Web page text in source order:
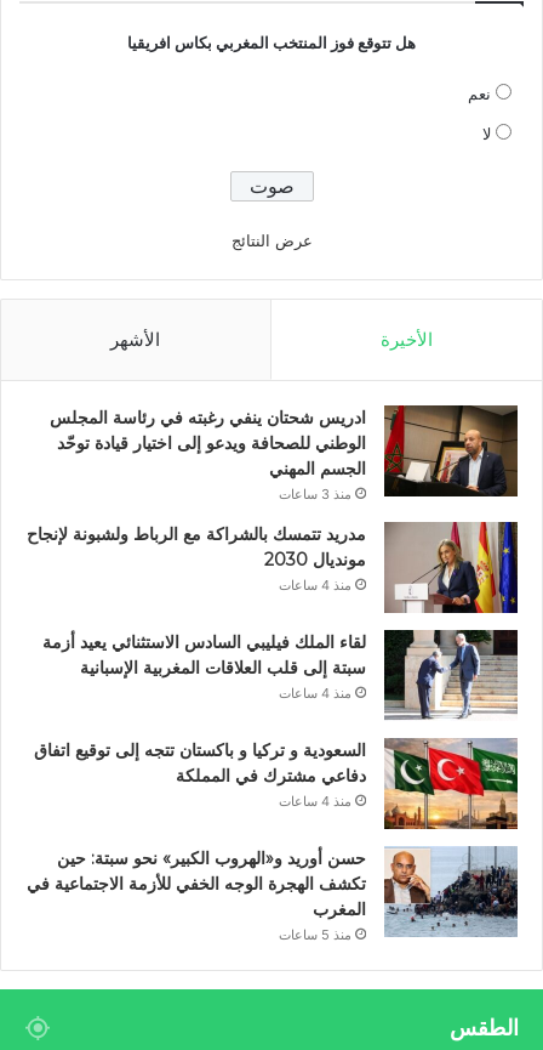
هل تتوقع فوز المنتخب المغربي بكاس افريقيا
نعم
لا
عرض النتائج
الأخيرة الأشهر
ادريس شحتان ينفي رغبته في رئاسة المجلس
الوطني للصحافة ويدعو إلى اختيار قيادة توحّد
الجسم المهني
منذ 3 ساعات
مدريد تتمسك بالشراكة مع الرباط ولشبونة لإنجاح
مونديال 2030
منذ 4 ساعات
لقاء الملك فيليبي السادس الاستثنائي يعيد أزمة
سبتة إلى قلب العلاقات المغربية الإسبانية
منذ 4 ساعات
السعودية و تركيا و باكستان تتجه إلى توقيع اتفاق
دفاعي مشترك في المملكة
منذ 4 ساعات
حسن أوريد و«الهروب الكبير» نحو سبتة: حين
تكشف الهجرة الوجه الخفي للأزمة الاجتماعية في
المغرب
منذ 5 ساعات
الطقس